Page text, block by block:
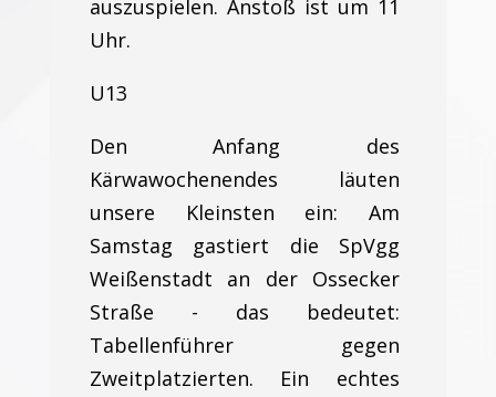
auszuspielen. Anstoß ist um 11
Uhr.
U13
Den Anfang des
Kärwawochenendes läuten
unsere Kleinsten ein: Am
Samstag gastiert die SpVgg
Weißenstadt an der Ossecker
Straße - das bedeutet:
Tabellenführer gegen
Zweitplatzierten. Ein echtes